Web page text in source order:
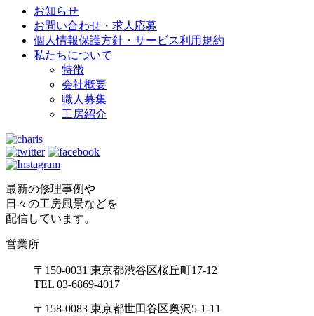
お知らせ
お問い合わせ・求人応募
個人情報保護方針・サービス利用規約
私たちについて
特徴
会社概要
職人募集
工房紹介
最新の修理事例や
日々の工房風景などを
配信しています。
営業所
〒150-0031 東京都渋谷区桜丘町17-12
TEL 03-6869-4017
〒158-0083 東京都世田谷区奥沢5-1-11